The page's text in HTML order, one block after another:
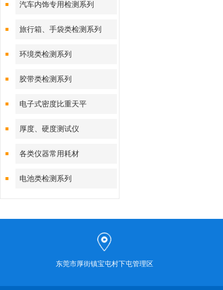
汽车内饰专用检测系列
旅行箱、手袋类检测系列
环境类检测系列
胶带类检测系列
电子式密度比重天平
厚度、硬度测试仪
各类仪器常用耗材
电池类检测系列
东莞市厚街镇宝屯村下屯管理区